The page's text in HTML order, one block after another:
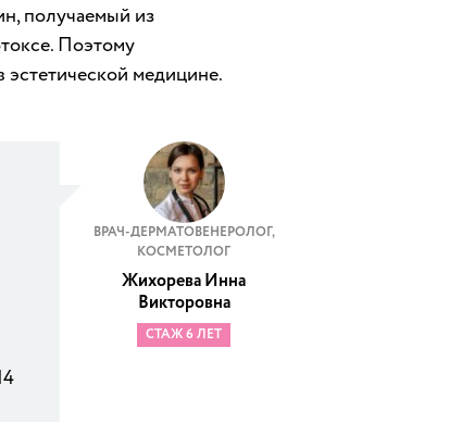
получаемый из
Поэтому
медицине.
ВРАЧ-ДЕРМАТОВЕНЕРОЛОГ,
КОСМЕТОЛОГ
Жихорева Инна
Викторовна
СТАЖ 6 ЛЕТ